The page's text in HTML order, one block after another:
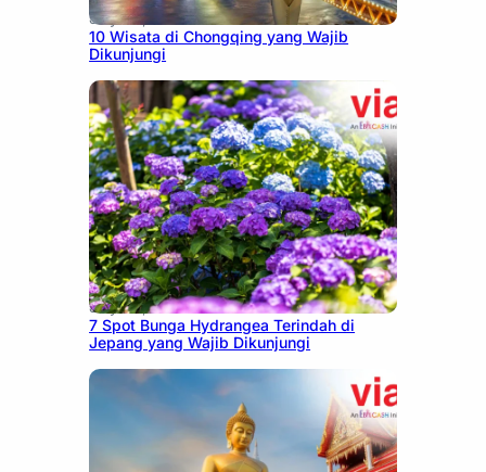
July 30, 2026
10 Wisata di Chongqing yang Wajib
Dikunjungi
July 23, 2026
7 Spot Bunga Hydrangea Terindah di
Jepang yang Wajib Dikunjungi